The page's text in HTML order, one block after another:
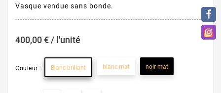
Vasque vendue sans bonde.
400,00 € / l'unité
Couleur : Blanc brillant blanc mat noir mat